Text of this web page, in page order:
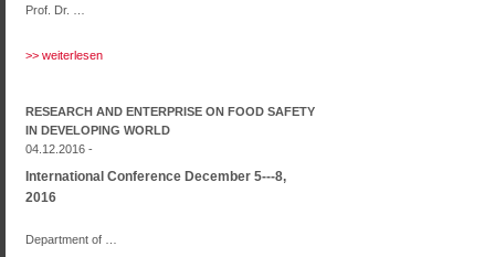
Prof. Dr. …
>> weiterlesen
RESEARCH AND ENTERPRISE ON FOOD SAFETY
IN DEVELOPING WORLD
04.12.2016 -
International Conference December 5--‐8,
2016
Department of …